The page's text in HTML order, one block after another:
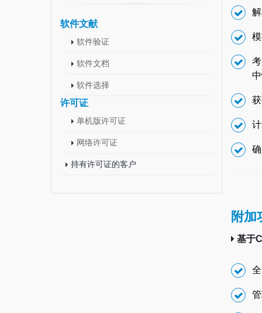
软件文献
软件验证
软件文档
软件选择
许可证
单机版许可证
网络许可证
持有许可证的客户
附加
基于